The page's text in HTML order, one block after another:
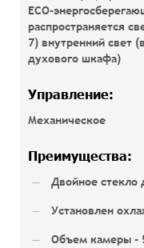
ECO-
распространяется
7) внутренний свет
духового шкафа)
Управление:
Механическое
Преимущества:
Двойное стекло
Установлен
Объем камеры -